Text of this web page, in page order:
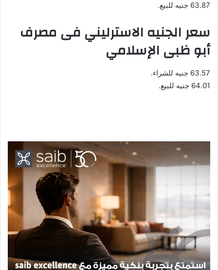
63.87 جنيه للبيع.
سعر الجنيه الاسترليني فى مصرف
أبو ظبى الإسلامي
63.57 جنيه للشراء.
64.01 جنيه للبيع.